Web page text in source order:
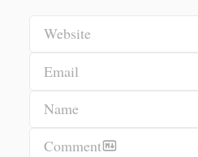
Name
Email
Website
Comment